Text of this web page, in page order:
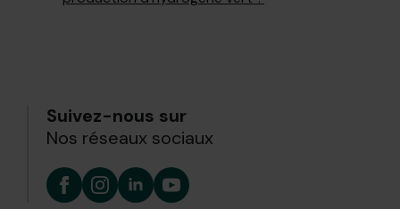
Suivez-nous sur
Nos réseaux sociaux